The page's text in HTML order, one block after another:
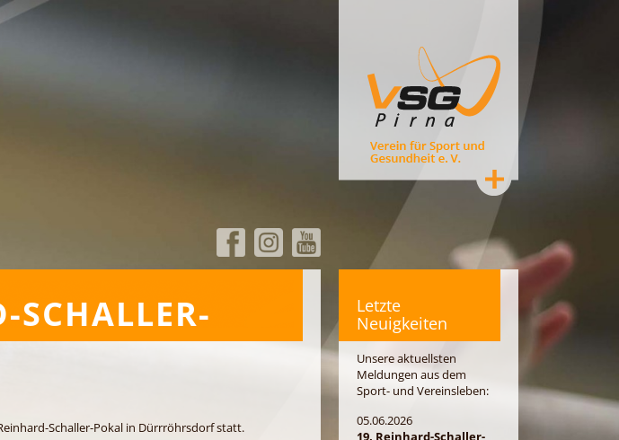
SCHALLER-
Schaller-Pokal in Dürrröhrsdorf statt.
Letzte
Neuigkeiten
Unsere aktuellsten
Meldungen aus dem
Sport- und Vereinsleben:
05.06.2026
19. Reinhard-Schaller-